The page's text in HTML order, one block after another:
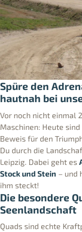
Spüre den
hautnah bei
Vor noch nicht einmal
Maschinen: Heute
Beweis für den
Du durch die
Leipzig. Dabei geht es
Stock und Stein – und
ihm steckt!
Die besondere
Seenlandschaft
Quads sind echte